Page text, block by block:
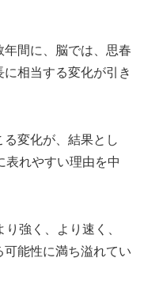
間に、脳では、思春
相当する変化が引き
変化が、結果とし
表れやすい理由を中
強く、より速く、
能性に満ち溢れてい